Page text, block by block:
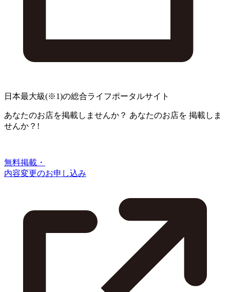
日本最大級(※1)の総合ライフポータルサイト
あなたのお店を掲載しませんか？ あなたのお店を 掲載しま
せんか？!
無料掲載・
内容変更のお申し込み